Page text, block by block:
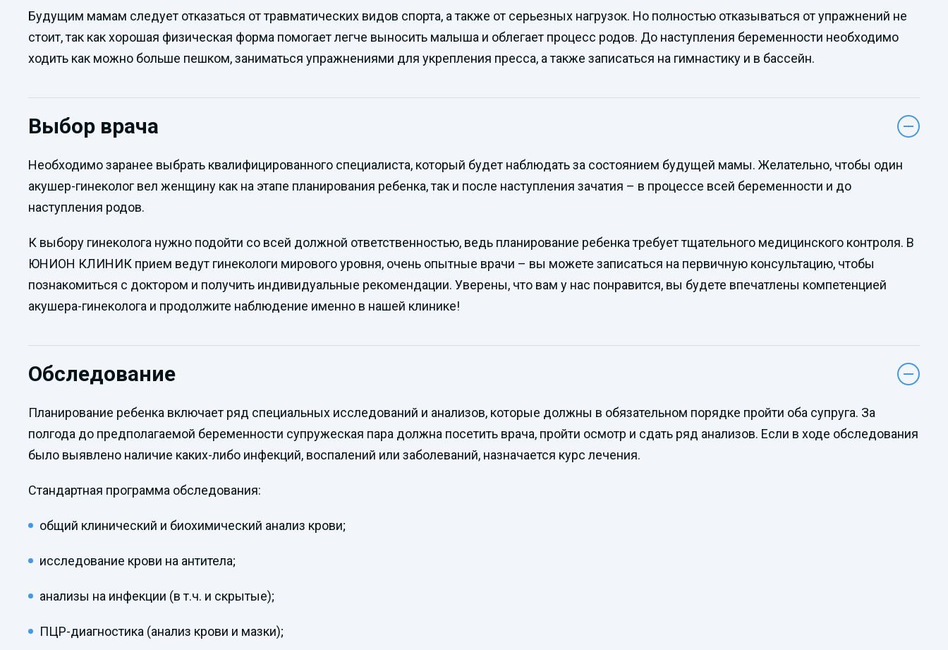
Будущим мамам следует отказаться от травматических видов спорта, а также от серьезных нагрузок. Но полностью отказываться от упражнений не
стоит, так как хорошая физическая форма помогает легче выносить малыша и облегает процесс родов. До наступления беременности необходимо
ходить как можно больше пешком, заниматься упражнениями для укрепления пресса, а также записаться на гимнастику и в бассейн.
Выбор врача
Необходимо заранее выбрать квалифицированного специалиста, который будет наблюдать за состоянием будущей мамы. Желательно, чтобы один
акушер-гинеколог вел женщину как на этапе планирования ребенка, так и после наступления зачатия – в процессе всей беременности и до
наступления родов.
К выбору гинеколога нужно подойти со всей должной ответственностью, ведь планирование ребенка требует тщательного медицинского контроля. В
ЮНИОН КЛИНИК прием ведут гинекологи мирового уровня, очень опытные врачи – вы можете записаться на первичную консультацию, чтобы
познакомиться с доктором и получить индивидуальные рекомендации. Уверены, что вам у нас понравится, вы будете впечатлены компетенцией
акушера-гинеколога и продолжите наблюдение именно в нашей клинике!
Обследование
Планирование ребенка включает ряд специальных исследований и анализов, которые должны в обязательном порядке пройти оба супруга. За
полгода до предполагаемой беременности супружеская пара должна посетить врача, пройти осмотр и сдать ряд анализов. Если в ходе обследования
было выявлено наличие каких-либо инфекций, воспалений или заболеваний, назначается курс лечения.
Стандартная программа обследования:
общий клинический и биохимический анализ крови;
исследование крови на антитела;
анализы на инфекции (в т.ч. и скрытые);
ПЦР-диагностика (анализ крови и мазки);